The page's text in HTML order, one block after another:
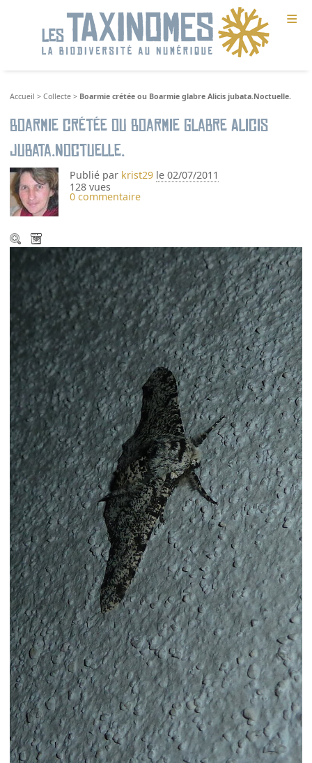
≡
Accueil >Collecte > Boarmie crétée ou Boarmie glabre Alicis jubata.Noctuelle.
Boarmie crétée ou Boarmie glabre Alicis
jubata.Noctuelle.
Publié par krist29 le 02/07/2011
128 vues
0 commentaire